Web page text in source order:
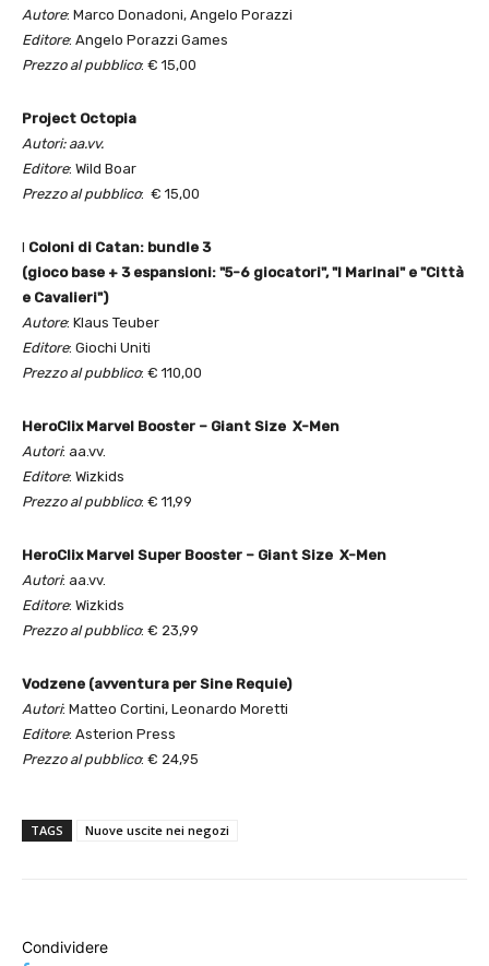
Autore: Marco Donadoni, Angelo Porazzi
Editore: Angelo Porazzi Games
Prezzo al pubblico: € 15,00
Project Octopia
Autori: aa.vv.
Editore: Wild Boar
Prezzo al pubblico: € 15,00
I Coloni di Catan: bundle 3
(gioco base + 3 espansioni: "5-6 giocatori", "I Marinai" e "Città
e Cavalieri")
Autore: Klaus Teuber
Editore: Giochi Uniti
Prezzo al pubblico: € 110,00
HeroClix Marvel Booster – Giant Size X-Men
Autori: aa.vv.
Editore: Wizkids
Prezzo al pubblico: € 11,99
HeroClix Marvel Super Booster – Giant Size X-Men
Autori: aa.vv.
Editore: Wizkids
Prezzo al pubblico: € 23,99
Vodzene (avventura per Sine Requie)
Autori: Matteo Cortini, Leonardo Moretti
Editore: Asterion Press
Prezzo al pubblico: € 24,95
TAGS Nuove uscite nei negozi
Condividere